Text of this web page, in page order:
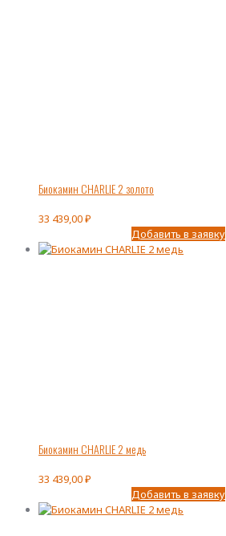
Биокамин CHARLIE 2 золото
33 439,00₽
Добавить в заявку
Биокамин CHARLIE 2 медь
33 439,00₽
Добавить в заявку